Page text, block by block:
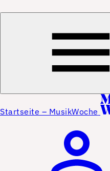
Startseite – MusikWoche